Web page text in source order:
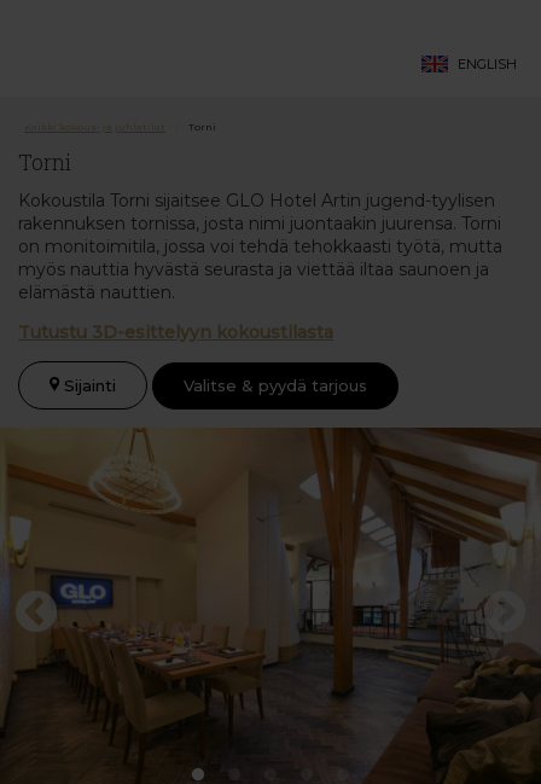
ENGLISH
Kaikki kokous- ja juhlatilat Torni
Torni
Kokoustila Torni sijaitsee GLO Hotel Artin jugend-tyylisen
rakennuksen tornissa, josta nimi juontaakin juurensa. Torni
on monitoimitila, jossa voi tehdä tehokkaasti työtä, mutta
myös nauttia hyvästä seurasta ja viettää iltaa saunoen ja
elämästä nauttien.
Tutustu 3D-esittelyyn kokoustilasta
Sijainti Valitse & pyydä tarjous